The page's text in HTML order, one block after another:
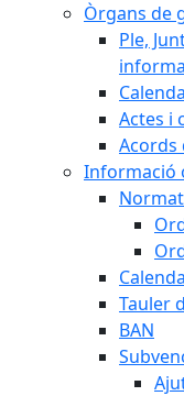
Òrgans de
Ple,
Actes i
Acords
Informació
Tauler
BAN